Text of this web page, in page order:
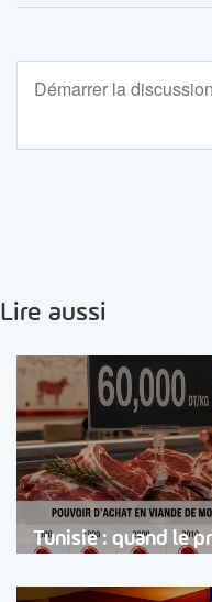
Lire aussi
Tunisie : quand le